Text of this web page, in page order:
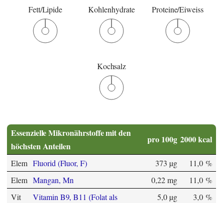
Fett/Lipide
Kohlenhydrate Proteine/Eiweiss
Kochsalz
Essenzielle Mikronährstoffe mit den
höchsten Anteilen
pro 100g 2000 kcal
Elem Fluorid (Fluor, F) 373 µg
11,0 %
Elem Mangan, Mn 0,22 mg
11,0 %
Vit
Vitamin B9, B11 (Folat als
5,0 µg 3,0 %